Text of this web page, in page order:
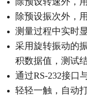
除预设振次外，
测量过程中实时
采用旋转振动的
积数据值，测试
通过RS-232接口
轻轻一触，自动